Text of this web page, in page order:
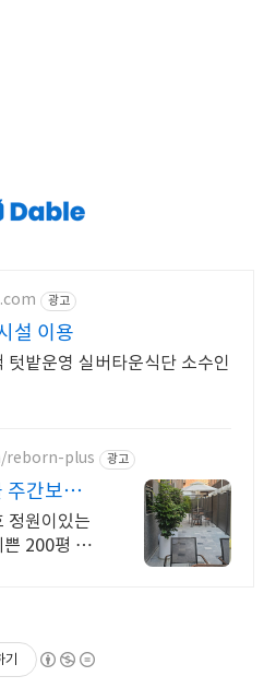
광고
설 이용
텃밭운영 실버타운식단 소수인
reborn-plus 광고
주간보호
터
정원이있는
쁜 200평 단